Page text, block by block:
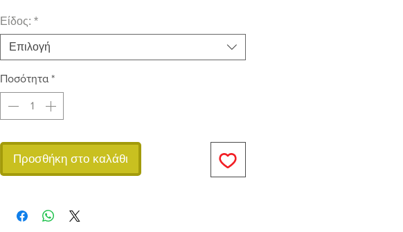
Είδος: *
Επιλογή
Ποσότητα *
Προσθήκη στο καλάθι